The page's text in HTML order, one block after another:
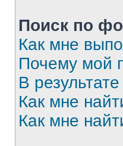
Поиск по
Как мне
Почему мой
В
Как мне
Как мне